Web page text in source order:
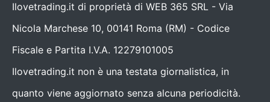
Ilovetrading.it di proprietà di WEB 365 SRL - Via
Nicola Marchese 10, 00141 Roma (RM) - Codice
Fiscale e Partita I.V.A. 12279101005
Ilovetrading.it non è una testata giornalistica, in
quanto viene aggiornato senza alcuna periodicità.